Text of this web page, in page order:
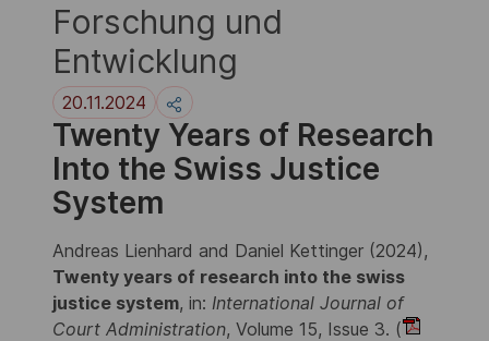
Forschung und
Entwicklung
20.11.2024
Twenty Years of Research
Into the Swiss Justice
System
Andreas Lienhard and Daniel Kettinger (2024),
Twenty years of research into the swiss
justice system, in: International Journal of
Court Administration, Volume 15, Issue 3. (